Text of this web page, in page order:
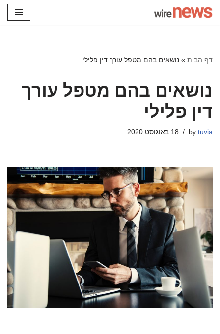
דף הבית » נושאים בהם מטפל עורך דין פלילי
נושאים בהם מטפל עורך
דין פלילי
by tuvia 18 באוגוסט 2020